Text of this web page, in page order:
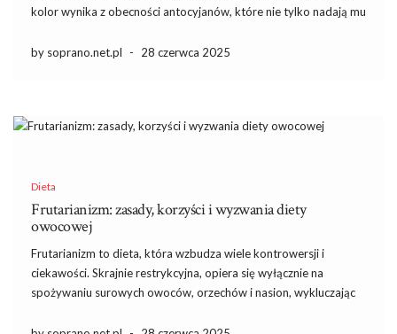
kolor wynika z obecności antocyjanów, które nie tylko nadają mu
przeciwutleniające. Bogaty w witaminy i minerały, kalafior
by soprano.net.pl - 28 czerwca 2025
Dieta
Frutarianizm: zasady, korzyści i wyzwania diety
owocowej
Frutarianizm to dieta, która wzbudza wiele kontrowersji i
ciekawości. Skrajnie restrykcyjna, opiera się wyłącznie na
spożywaniu surowych owoców, orzechów i nasion, wykluczając
owoce są idealnie przystosowane do potrzeb organizmu i